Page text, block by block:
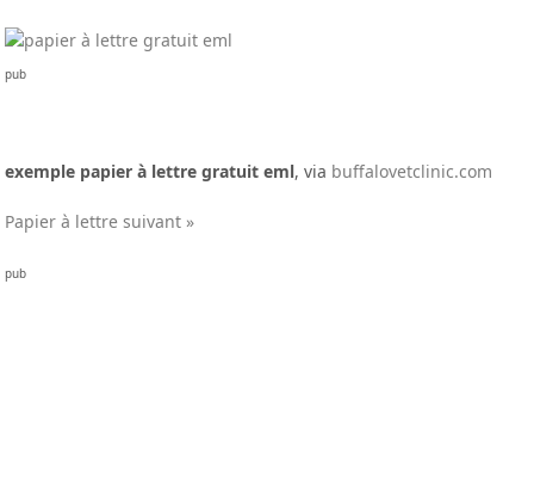
pub
exemple papier à lettre gratuit eml, via buffalovetclinic.com
Papier à lettre suivant »
pub